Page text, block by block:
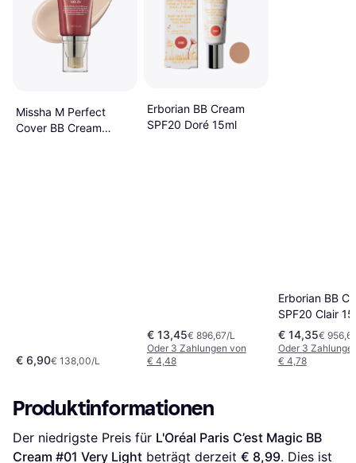
Missha M Perfect
Cover BB Cream
€ 6,90€ 138,00/L
Erborian BB Cream
SPF20 Doré 15ml
€ 13,45€ 896,67/L
Oder 3 Zahlungen von
€ 4,48
Erborian BB
SPF20 Clair
€ 14,35€
Oder 3
€ 4,78
Produktinformationen
Der niedrigste Preis für L'Oréal Paris C’est Magic BB
Cream #01 Very Light beträgt derzeit € 8,99. Dies ist